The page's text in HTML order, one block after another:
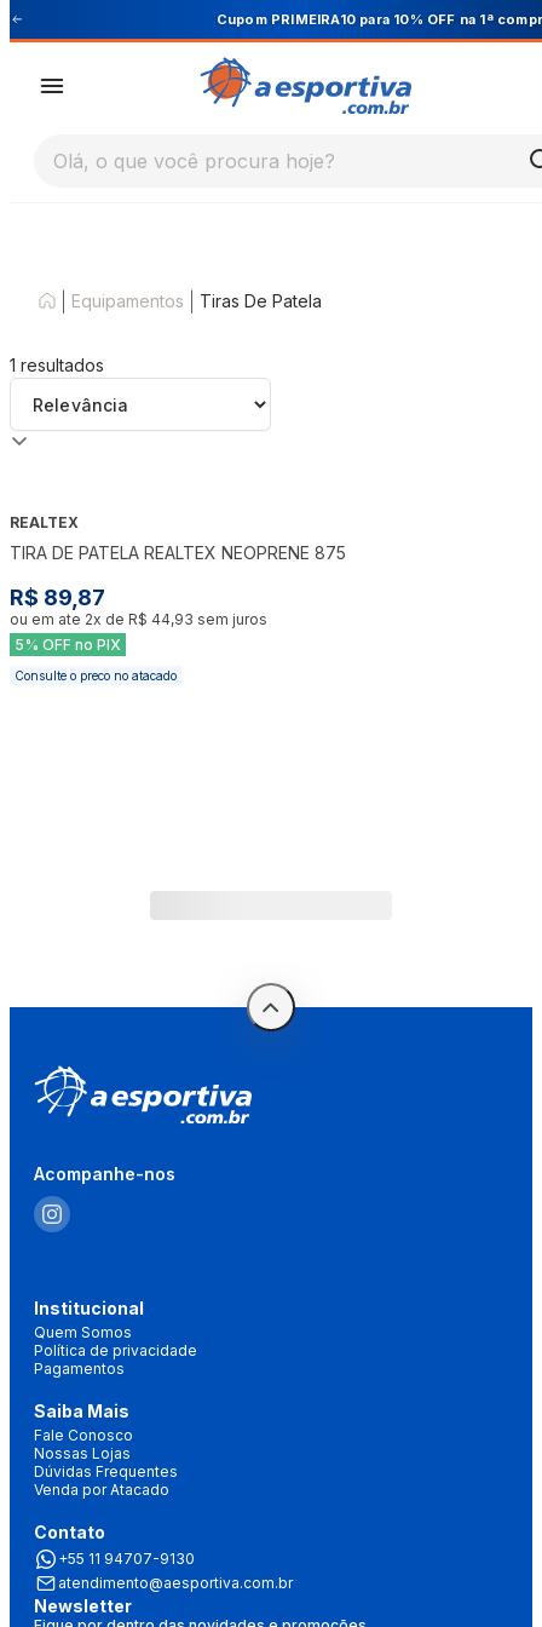
Cupom PRIMEIRA10 para 10% OFF na 1ª compra
Olá, o que você procura hoje?
Equipamentos Tiras De Patela
1 resultados
REALTEX
TIRA DE PATELA REALTEX NEOPRENE 875
R$ 89,87
ou em ate 2x de R$ 44,93 sem juros
5% OFF no PIX
Consulte o preco no atacado
Acompanhe-nos
Institucional
Quem Somos
Política de privacidade
Pagamentos
Saiba Mais
Fale Conosco
Nossas Lojas
Dúvidas Frequentes
Venda por Atacado
Contato
+55 11 94707-9130
atendimento@aesportiva.com.br
Newsletter